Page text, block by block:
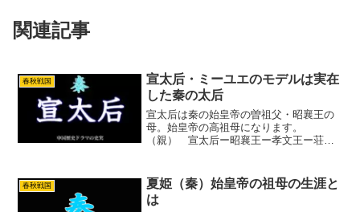
関連記事
春秋戦国
宣太后・ミーユエのモデルは実在
した秦の太后
宣太后は秦の始皇帝の曽祖父・昭襄王の
母。始皇帝の高祖母になります。
（親） 宣太后ー昭襄王ー孝文王ー荘襄
（ミー・ユエ、びげつ）として登場しま
す。ドラマのミーユエは史実の宣...
春秋戦国
夏姫（秦）始皇帝の祖母の生涯と
は